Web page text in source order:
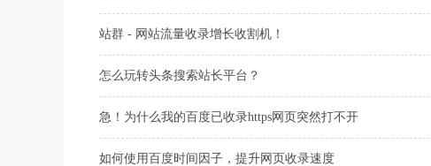
站群 - 网站流量收录增长收割机！
怎么玩转头条搜索站长平台？
急！为什么我的百度已收录https网页突然打不开
如何使用百度时间因子，提升网页收录速度